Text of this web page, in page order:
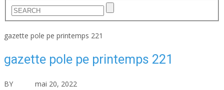
gazette pole pe printemps 221
gazette pole pe printemps 221
BY mai 20, 2022